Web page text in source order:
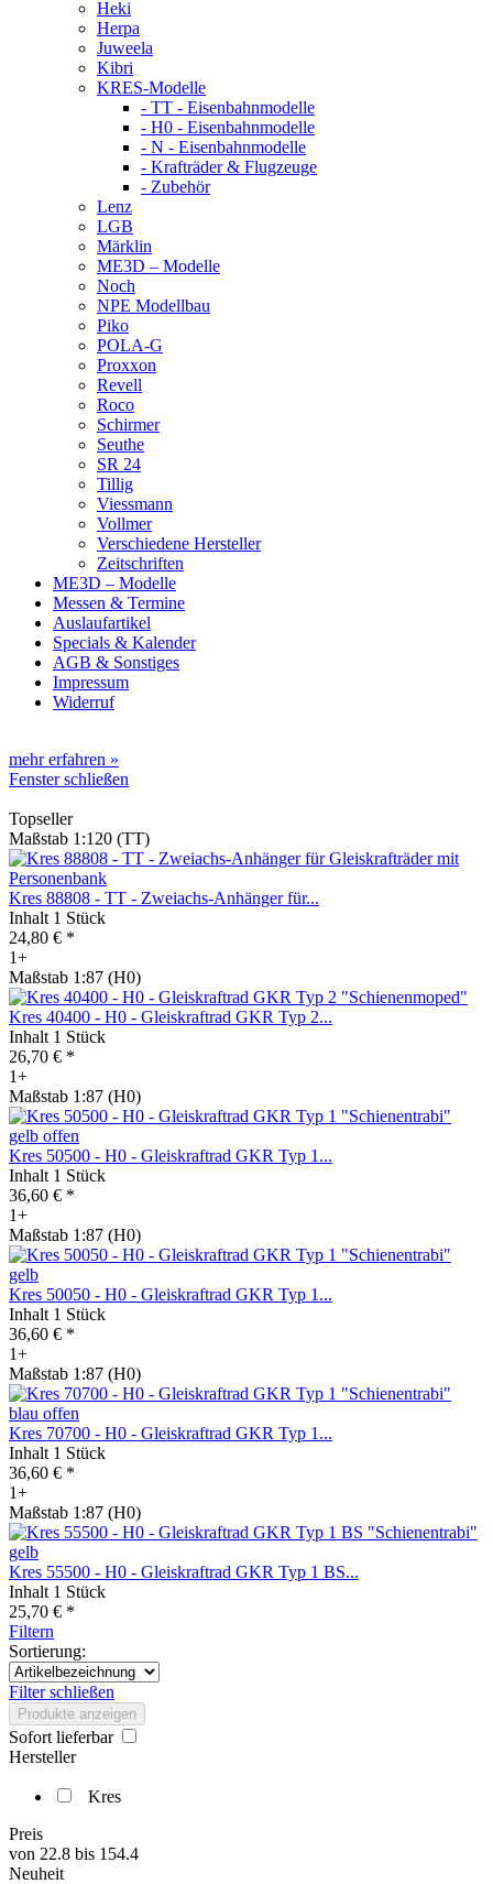
Heki
Herpa
Juweela
Kibri
KRES-Modelle
- TT - Eisenbahnmodelle
- H0 - Eisenbahnmodelle
- N - Eisenbahnmodelle
- Krafträder & Flugzeuge
- Zubehör
Lenz
LGB
Märklin
ME3D – Modelle
Noch
NPE Modellbau
Piko
POLA-G
Proxxon
Revell
Roco
Schirmer
Seuthe
SR 24
Tillig
Viessmann
Vollmer
Verschiedene Hersteller
Zeitschriften
ME3D – Modelle
Messen & Termine
Auslaufartikel
Specials & Kalender
AGB & Sonstiges
Impressum
Widerruf
mehr erfahren »
Fenster schließen
Topseller
Maßstab 1:120 (TT)
Kres 88808 - TT - Zweiachs-Anhänger für...
Inhalt 1 Stück
24,80 € *
1+
Maßstab 1:87 (H0)
Kres 40400 - H0 - Gleiskraftrad GKR Typ 2...
Inhalt 1 Stück
26,70 € *
1+
Maßstab 1:87 (H0)
Kres 50500 - H0 - Gleiskraftrad GKR Typ 1...
Inhalt 1 Stück
36,60 € *
1+
Maßstab 1:87 (H0)
Kres 50050 - H0 - Gleiskraftrad GKR Typ 1...
Inhalt 1 Stück
36,60 € *
1+
Maßstab 1:87 (H0)
Kres 70700 - H0 - Gleiskraftrad GKR Typ 1...
Inhalt 1 Stück
36,60 € *
1+
Maßstab 1:87 (H0)
Kres 55500 - H0 - Gleiskraftrad GKR Typ 1 BS...
Inhalt 1 Stück
25,70 € *
Filtern
Sortierung:
Filter schließen
Produkte anzeigen
Sofort lieferbar
Hersteller
Kres
Preis
von 22.8 bis 154.4
Neuheit